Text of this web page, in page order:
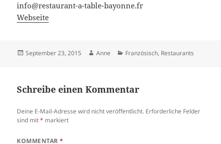
info@restaurant-a-table-bayonne.fr
Webseite
Veröffentlicht
September 23, 2015 Autor
Anne Kategorien
Französisch, Restaurants
Schreibe einen Kommentar
Deine E-Mail-Adresse wird nicht veröffentlicht. Erforderliche Felder
sind mit* markiert
KOMMENTAR*